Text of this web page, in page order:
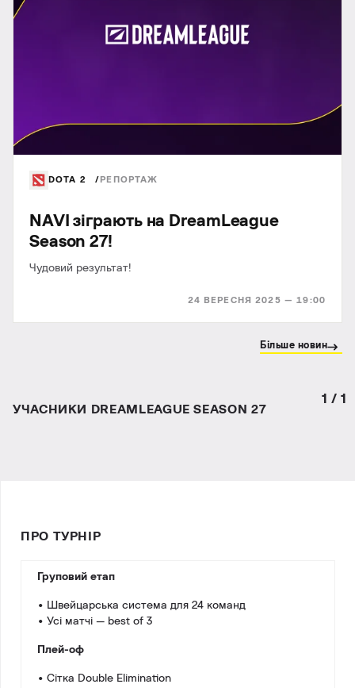
DOTA 2 РЕПОРТАЖ
24 ВЕРЕСНЯ 2025 — 19:00
NAVI зіграють на DreamLeague
Season 27!
Чудовий результат!
Більше новин
УЧАСНИКИ DREAMLEAGUE SEASON 27
1 / 1
ПРО ТУРНІР
Груповий етап
• Швейцарська система для 24 команд
• Усі матчі — best of 3
Плей-оф
• Сітка Double Elimination